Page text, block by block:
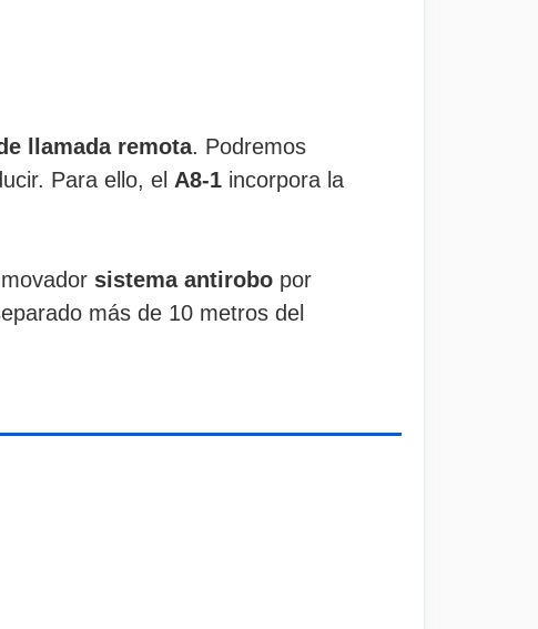
llamada remota. Podremos
Para ello, el A8-1 incorpora la
sistema antirobo por
más de 10 metros del